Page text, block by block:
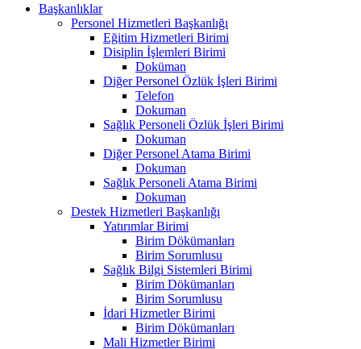
Başkanlıklar
Personel Hizmetleri Başkanlığı
Eğitim Hizmetleri Birimi
Disiplin İşlemleri Birimi
Doküman
Diğer Personel Özlük İşleri Birimi
Telefon
Dokuman
Sağlık Personeli Özlük İşleri Birimi
Dokuman
Diğer Personel Atama Birimi
Dokuman
Sağlık Personeli Atama Birimi
Dokuman
Destek Hizmetleri Başkanlığı
Yatırımlar Birimi
Birim Dökümanları
Birim Sorumlusu
Sağlık Bilgi Sistemleri Birimi
Birim Dökümanları
Birim Sorumlusu
İdari Hizmetler Birimi
Birim Dökümanları
Mali Hizmetler Birimi